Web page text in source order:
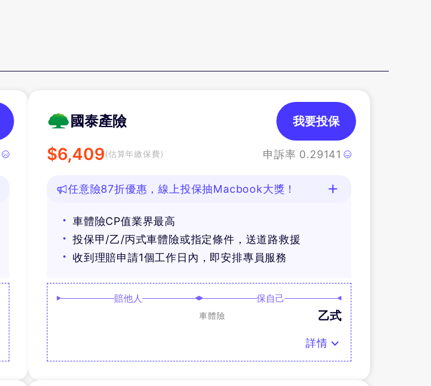
國泰產險
$6,409(估算年繳保費) 申訴率 0.29141
我要投保
任意險87折優惠，線上投保抽Macbook大獎！
車體險CP值業界最高
投保甲/乙/丙式車體險或指定條件，送道路救援
收到理賠申請1個工作日內，即安排專員服務
賠他人 保自己
車體險 乙式
詳情